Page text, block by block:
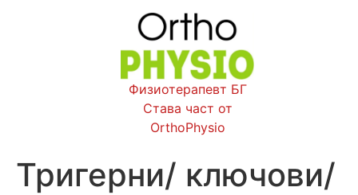
Физиотерапевт БГ
Става част от
OrthoPhysio
Тригерни/ ключови/